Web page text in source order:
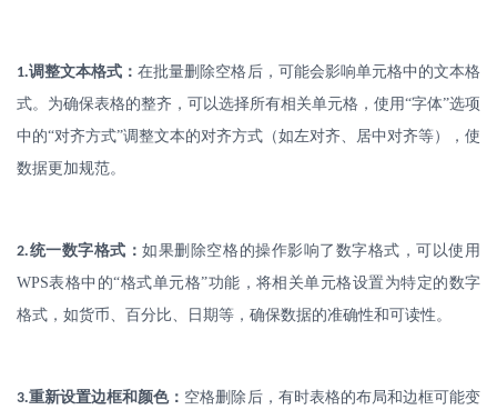
1.调整文本格式：在批量删除空格后，可能会影响单元格中的文本格
式。为确保表格的整齐，可以选择所有相关单元格，使用“字体”选项
中的“对齐方式”调整文本的对齐方式（如左对齐、居中对齐等），使
数据更加规范。
2.统一数字格式：如果删除空格的操作影响了数字格式，可以使用
WPS表格中的“格式单元格”功能，将相关单元格设置为特定的数字
格式，如货币、百分比、日期等，确保数据的准确性和可读性。
3.重新设置边框和颜色： 空格删除后，有时表格的布局和边框可能变